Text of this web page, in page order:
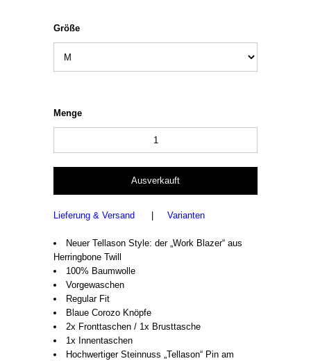
Größe
Menge
Lieferung & Versand Varianten
Neuer Tellason Style: der „Work Blazer“ aus
Herringbone Twill
100% Baumwolle
Vorgewaschen
Regular Fit
Blaue Corozo Knöpfe
2x Fronttaschen / 1x Brusttasche
1x Innentaschen
Hochwertiger Steinnuss „Tellason“ Pin am